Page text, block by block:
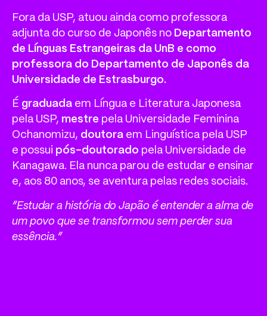
Fora da USP, atuou ainda como professora
adjunta do curso de Japonês no Departamento
de Línguas Estrangeiras da UnB e como
professora do Departamento de Japonês da
Universidade de Estrasburgo.
É graduada em Língua e Literatura Japonesa
pela USP, mestre pela Universidade Feminina
Ochanomizu, doutora em Linguística pela USP
e possui pós-doutorado pela Universidade de
Kanagawa. Ela nunca parou de estudar e ensinar
e, aos 80 anos, se aventura pelas redes sociais.
“Estudar a história do Japão é entender a alma de
um povo que se transformou sem perder sua
essência.”